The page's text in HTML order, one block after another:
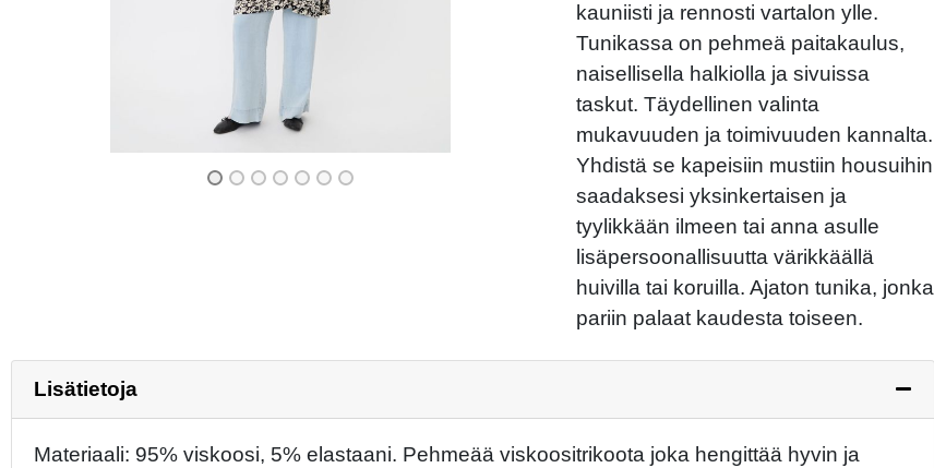
kauniisti ja rennosti vartalon ylle.
Tunikassa on pehmeä paitakaulus,
naisellisella halkiolla ja sivuissa
taskut. Täydellinen valinta
mukavuuden ja toimivuuden kannalta.
Yhdistä se kapeisiin mustiin housuihin
saadaksesi yksinkertaisen ja
tyylikkään ilmeen tai anna asulle
lisäpersoonallisuutta värikkäällä
huivilla tai koruilla. Ajaton tunika, jonka
pariin palaat kaudesta toiseen.
Lisätietoja
Materiaali: 95% viskoosi, 5% elastaani. Pehmeää viskoositrikoota joka hengittää hyvin ja